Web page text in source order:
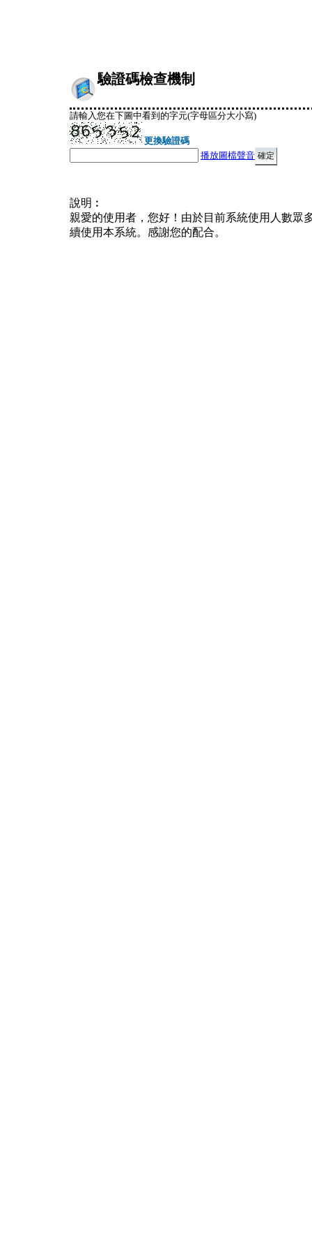
驗證碼檢查機制
請輸入您在下圖中看到的字元(字母區分大小寫)
更換驗證碼
播放圖檔聲音
說明︰
親愛的使用者，您好！由於目前系統使用人數眾
續使用本系統。感謝您的配合。